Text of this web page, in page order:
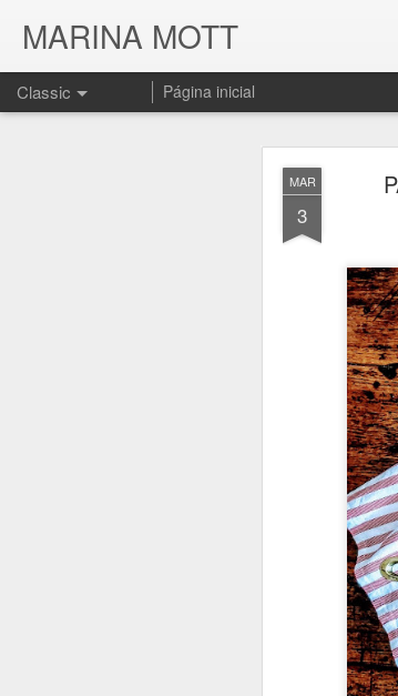
MAR
3
MARINA MOTT
Classic Página inicial